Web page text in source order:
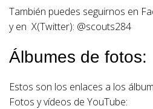
También puedes seguirnos en
y en X(Twitter): @scouts284
Álbumes de fotos:
Estos son los enlaces a los
Fotos y vídeos de YouTube: